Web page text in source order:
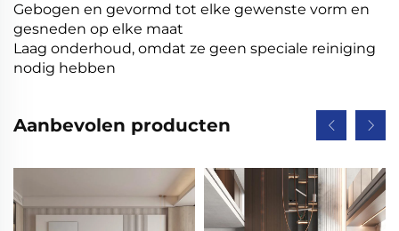
Gebogen en gevormd tot elke gewenste vorm en
gesneden op elke maat
Laag onderhoud, omdat ze geen speciale reiniging
nodig hebben
Aanbevolen producten